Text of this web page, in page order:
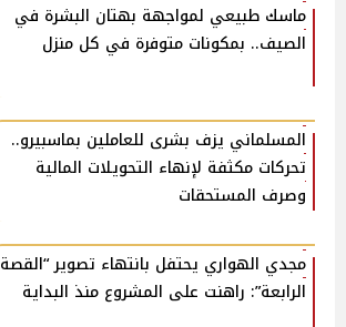
ماسك طبيعي لمواجهة بهتان البشرة في
الصيف.. بمكونات متوفرة في كل منزل
المسلماني يزف بشرى للعاملين بماسبيرو..
تحركات مكثفة لإنهاء التحويلات المالية
وصرف المستحقات
مجدي الهواري يحتفل بانتهاء تصوير “القصة
الرابعة”: راهنت على المشروع منذ البداية